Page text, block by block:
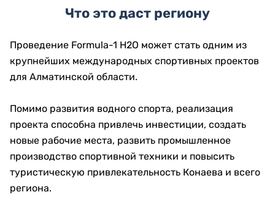
Что это даст региону
Проведение Formula-1 H2O может стать одним из
крупнейших международных спортивных проектов
для Алматинской области.
Помимо развития водного спорта, реализация
проекта способна привлечь инвестиции, создать
новые рабочие места, развить промышленное
производство спортивной техники и повысить
туристическую привлекательность Конаева и всего
региона.